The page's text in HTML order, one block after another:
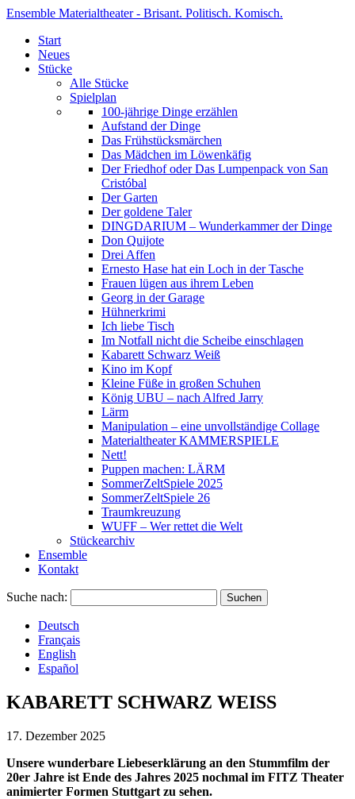
Ensemble Materialtheater - Brisant. Politisch. Komisch.
Start
Neues
Stücke
Alle Stücke
Spielplan
100-jährige Dinge erzählen
Aufstand der Dinge
Das Frühstücksmärchen
Das Mädchen im Löwenkäfig
Der Friedhof oder Das Lumpenpack von San
Cristóbal
Der Garten
Der goldene Taler
DINGDARIUM – Wunderkammer der Dinge
Don Quijote
Drei Affen
Ernesto Hase hat ein Loch in der Tasche
Frauen lügen aus ihrem Leben
Georg in der Garage
Hühnerkrimi
Ich liebe Tisch
Im Notfall nicht die Scheibe einschlagen
Kabarett Schwarz Weiß
Kino im Kopf
Kleine Füße in großen Schuhen
König UBU – nach Alfred Jarry
Lärm
Manipulation – eine unvollständige Collage
Materialtheater KAMMERSPIELE
Nett!
Puppen machen: LÄRM
SommerZeltSpiele 2025
SommerZeltSpiele 26
Traumkreuzung
WUFF – Wer rettet die Welt
Stückearchiv
Ensemble
Kontakt
Suche nach:
Deutsch
Français
English
Español
KABARETT SCHWARZ WEISS
17. Dezember 2025
Unsere wunderbare Liebeserklärung an den Stummfilm der
20er Jahre ist Ende des Jahres 2025 nochmal im FITZ Theater
animierter Formen Stuttgart zu sehen.